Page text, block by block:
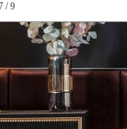
/ 9
上一张